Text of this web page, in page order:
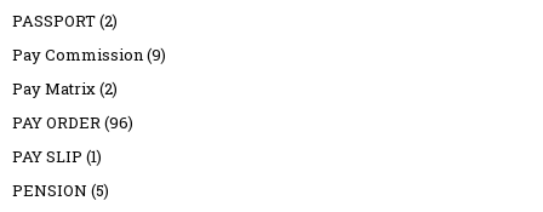
PASSPORT(2)
Pay Commission(9)
Pay Matrix(2)
PAY ORDER(96)
PAY SLIP (1)
PENSION (5)